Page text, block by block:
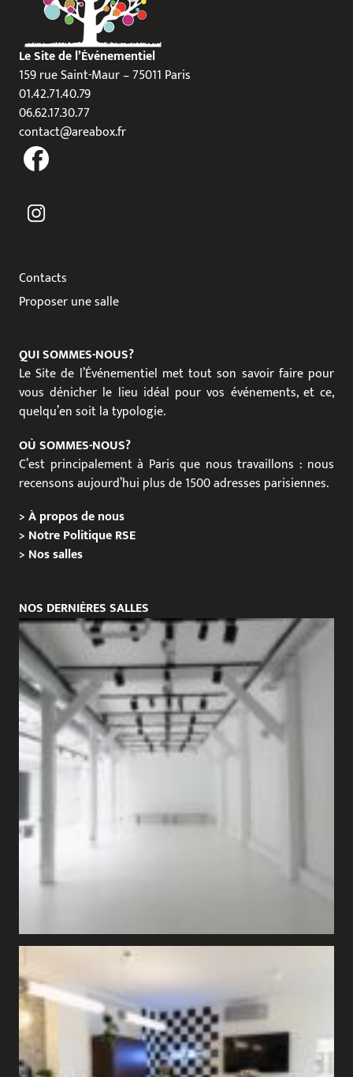
Le Site de l’Événementiel
159 rue Saint-Maur – 75011 Paris
01.42.71.40.79
06.62.17.30.77
contact@areabox.fr
Contacts
Proposer une salle
QUI SOMMES-NOUS?
Le Site de l’Événementiel met tout son savoir faire pour
vous dénicher le lieu idéal pour vos événements, et ce,
quelqu’en soit la typologie.
OÙ SOMMES-NOUS?
C’est principalement à Paris que nous travaillons : nous
recensons aujourd’hui plus de 1500 adresses parisiennes.
>À propos de nous
> Notre Politique RSE
> Nos salles
NOS DERNIÈRES SALLES